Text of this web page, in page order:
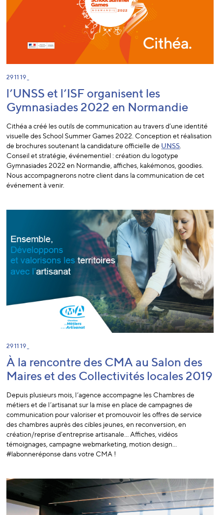
29 11 19 _
l’UNSS et l’ISF organisent les
Gymnasiades 2022 en Normandie
Cithéa a créé les outils de communication au travers d’une identité
visuelle des School Summer Games 2022. Conception et réalisation
de brochures soutenant la candidature officielle de UNSS
Conseil et stratégie, événementiel : création du logotype
Gymnasiades 2022 en Normandie, affiches, kakémonos, goodies.
Nous accompagnerons notre client dans la communication de cet
événement à venir.
29 11 19 _
À la rencontre des CMA au Salon des
Maires et des Collectivités locales 2019
Depuis plusieurs mois, l’agence accompagne les Chambres de
métiers et de l’artisanat sur la mise en place de campagnes de
communication pour valoriser et promouvoir les offres de service
des chambres auprès des cibles jeunes, en reconversion, en
création/reprise d’entreprise artisanale… Affiches, vidéos
témoignages, campagne webmarketing, motion design…
#labonneréponse dans votre CMA !